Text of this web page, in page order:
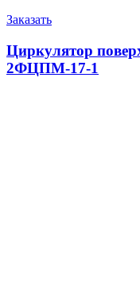
Заказать
Циркулятор
2ФЦПМ-17-1